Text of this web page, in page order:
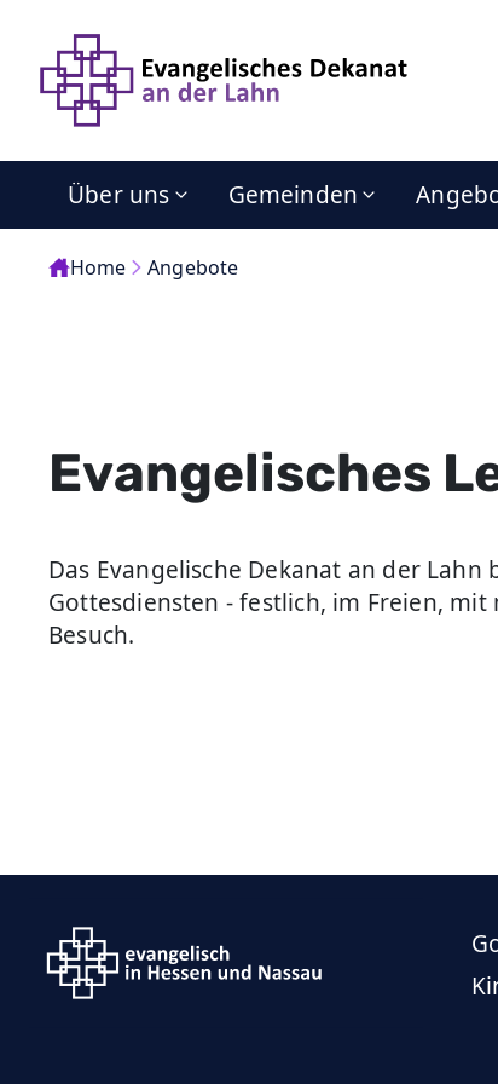
Über uns Gemeinden
Home Angebote
Evangelisches
Das Evangelische Dekanat an der
Gottesdiensten - festlich, im Freien,
Besuch.